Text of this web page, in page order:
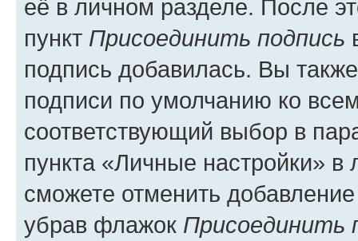
её в личном разделе. После
пункт Присоединить подпись
подпись добавилась. Вы
подписи по умолчанию ко
соответствующий выбор в
пункта «Личные настройки»
сможете отменить
убрав флажок Присоединить